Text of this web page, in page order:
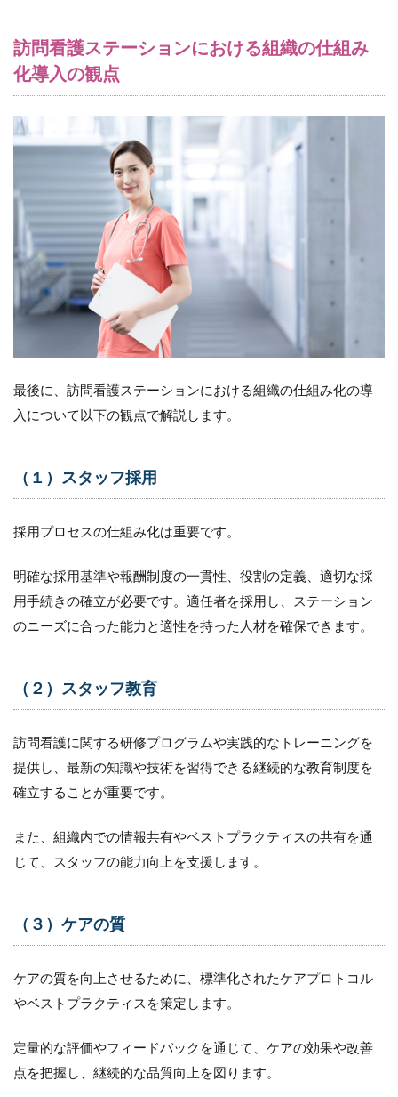
訪問看護ステーションにおける組織の仕組み
化導入の観点
最後に、訪問看護ステーションにおける組織の仕組み化の導
入について以下の観点で解説します。
（１）スタッフ採用
採用プロセスの仕組み化は重要です。
明確な採用基準や報酬制度の一貫性、役割の定義、適切な採
用手続きの確立が必要です。適任者を採用し、ステーション
のニーズに合った能力と適性を持った人材を確保できます。
（２）スタッフ教育
訪問看護に関する研修プログラムや実践的なトレーニングを
提供し、最新の知識や技術を習得できる継続的な教育制度を
確立することが重要です。
また、組織内での情報共有やベストプラクティスの共有を通
じて、スタッフの能力向上を支援します。
（３）ケアの質
ケアの質を向上させるために、標準化されたケアプロトコル
やベストプラクティスを策定します。
定量的な評価やフィードバックを通じて、ケアの効果や改善
点を把握し、継続的な品質向上を図ります。